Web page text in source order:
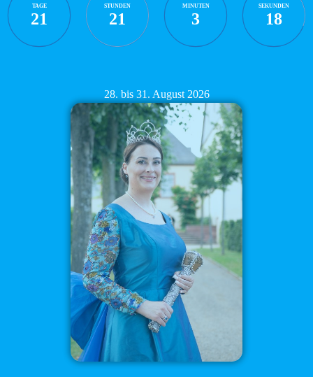
TAGE
21
STUNDEN
21
MINUTEN
3
SEKUNDEN
17
28. bis 31. August 2026